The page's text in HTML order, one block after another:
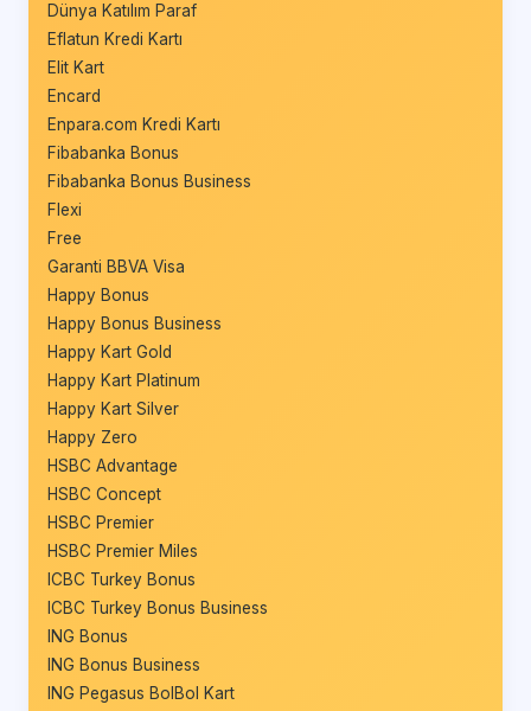
Dünya Katılım Paraf
Eflatun Kredi Kartı
Elit Kart
Encard
Enpara.com Kredi Kartı
Fibabanka Bonus
Fibabanka Bonus Business
Flexi
Free
Garanti BBVA Visa
Happy Bonus
Happy Bonus Business
Happy Kart Gold
Happy Kart Platinum
Happy Kart Silver
Happy Zero
HSBC Advantage
HSBC Concept
HSBC Premier
HSBC Premier Miles
ICBC Turkey Bonus
ICBC Turkey Bonus Business
ING Bonus
ING Bonus Business
ING Pegasus BolBol Kart